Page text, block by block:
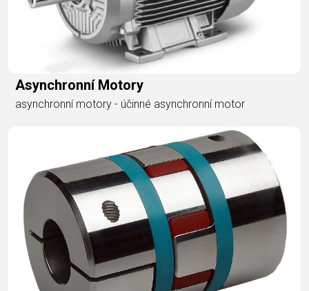
Asynchronní Motory
asynchronní motory - účinné asynchronní motor